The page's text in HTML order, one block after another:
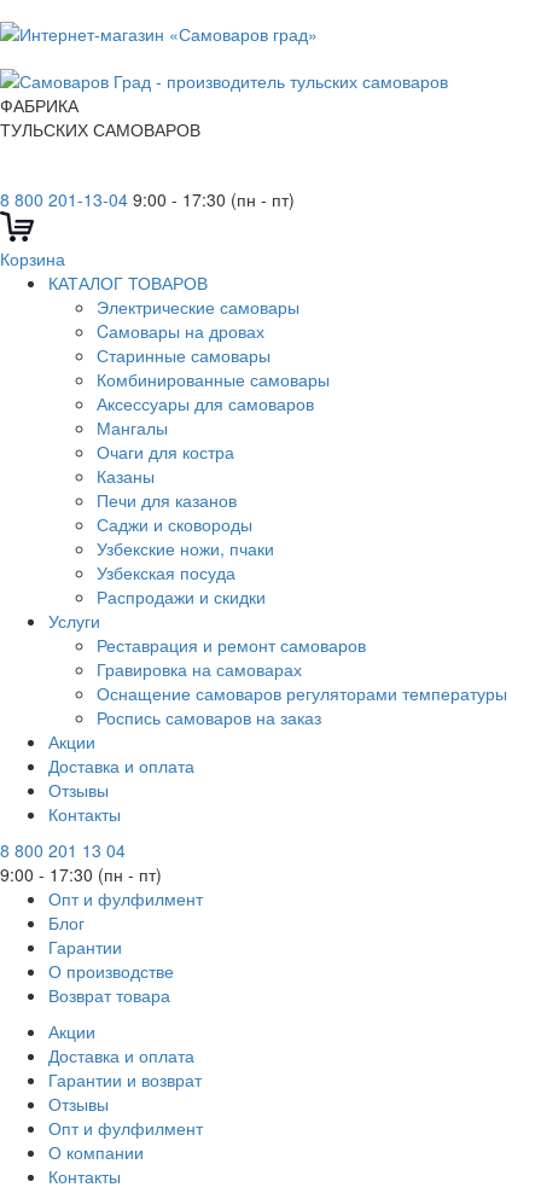
ФАБРИКА
ТУЛЬСКИХ САМОВАРОВ
8 800 201-13-04 9:00 - 17:30 (пн - пт)
Корзина
КАТАЛОГ ТОВАРОВ
Электрические самовары
Cамовары на дровах
Старинные самовары
Комбинированные самовары
Аксессуары для самоваров
Мангалы
Очаги для костра
Казаны
Печи для казанов
Саджи и сковороды
Узбекские ножи, пчаки
Узбекская посуда
Распродажи и скидки
Услуги
Реставрация и ремонт самоваров
Гравировка на самоварах
Оснащение самоваров регуляторами температуры
Роспись самоваров на заказ
Акции
Доставка и оплата
Отзывы
Контакты
8 800 201 13 04
9:00 - 17:30 (пн - пт)
Опт и фулфилмент
Блог
Гарантии
О производстве
Возврат товара
Акции
Доставка и оплата
Гарантии и возврат
Отзывы
Опт и фулфилмент
О компании
Контакты